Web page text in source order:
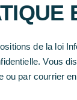
de la loi
Vous
ou par courrier